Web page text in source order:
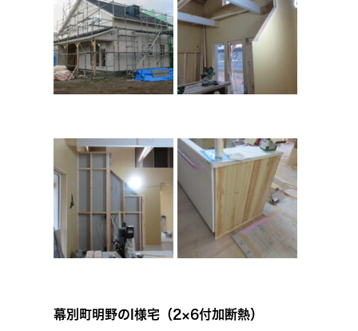
幕別町明野のI様宅（2×6付加断熱）